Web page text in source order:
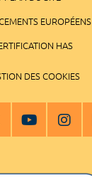
EUROPÉENS
HAS
DES COOKIES